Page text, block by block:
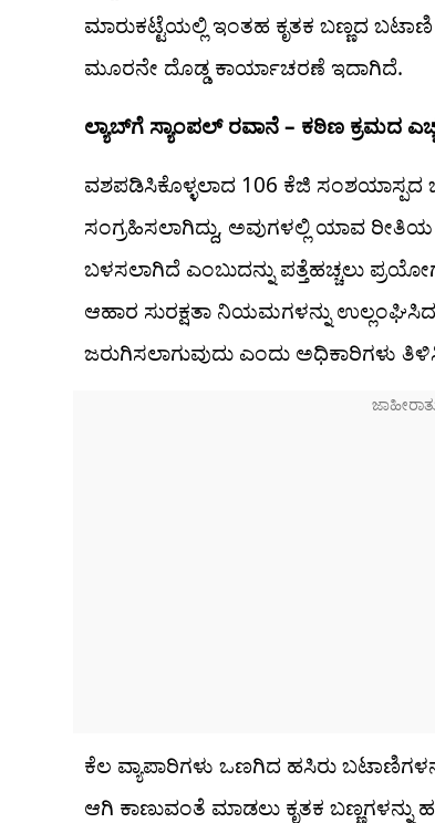
ಮಾರುಕಟ್ಟೆಯಲ್ಲಿ ಇಂತಹ ಕೃತಕ ಬಣ್ಣದ
ಮೂರನೇ ದೊಡ್ಡ ಕಾರ್ಯಾಚರಣೆ ಇದಾಗಿದೆ.
ಲ್ಯಾಬ್‌ಗೆ ಸ್ಯಾಂಪಲ್ ರವಾನೆ – ಕಠಿಣ ಕ್ರಮದ
ವಶಪಡಿಸಿಕೊಳ್ಳಲಾದ 106 ಕೆಜಿ ಸಂಶಯಾಸ್ಪದ
ಸಂಗ್ರಹಿಸಲಾಗಿದ್ದು, ಅವುಗಳಲ್ಲಿ ಯಾವ
ಬಳಸಲಾಗಿದೆ ಎಂಬುದನ್ನು ಪತ್ತೆಹಚ್ಚಲು
ಆಹಾರ ಸುರಕ್ಷತಾ ನಿಯಮಗಳನ್ನು ಉಲ್ಲಂಘಿಸಿದ
ಜರುಗಿಸಲಾಗುವುದು ಎಂದು ಅಧಿಕಾರಿಗಳು
ಕೆಲ ವ್ಯಾಪಾರಿಗಳು ಒಣಗಿದ ಹಸಿರು
ಆಗಿ ಕಾಣುವಂತೆ ಮಾಡಲು ಕೃತಕ ಬಣ್ಣಗಳನ್ನು